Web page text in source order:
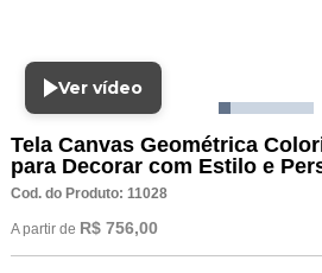
Ver vídeo
Tela Canvas Geométrica
para Decorar com Estilo e
Cod. do Produto: 11028
A partir de R$ 756,00